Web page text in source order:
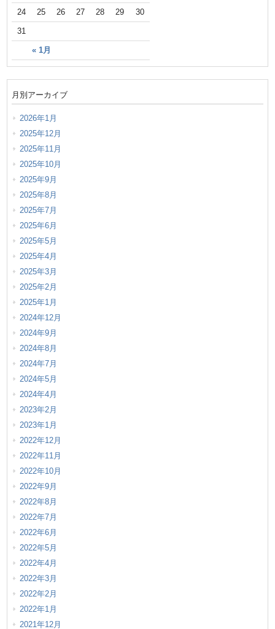
« 1月
24 25 26 27 28 29 30
31
月別アーカイブ
2026年1月
2025年12月
2025年11月
2025年10月
2025年9月
2025年8月
2025年7月
2025年6月
2025年5月
2025年4月
2025年3月
2025年2月
2025年1月
2024年12月
2024年9月
2024年8月
2024年7月
2024年5月
2024年4月
2023年2月
2023年1月
2022年12月
2022年11月
2022年10月
2022年9月
2022年8月
2022年7月
2022年6月
2022年5月
2022年4月
2022年3月
2022年2月
2022年1月
2021年12月